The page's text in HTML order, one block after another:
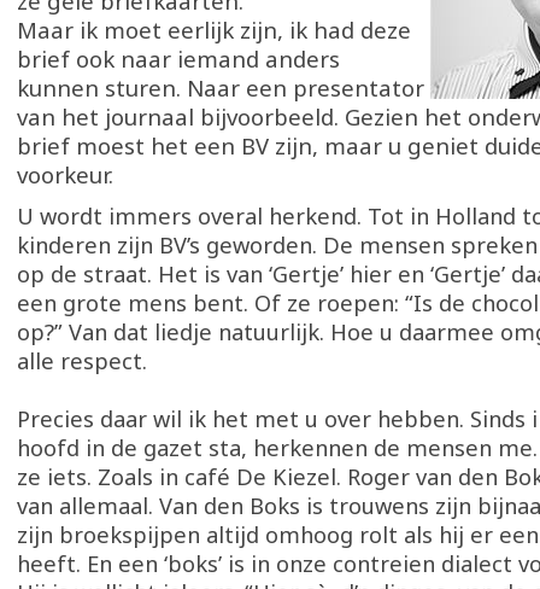
Maar ik moet eerlijk zijn, ik had deze
brief ook naar iemand anders
kunnen sturen. Naar een presentator
van het journaal bijvoorbeeld. Gezien het
brief moest het een BV zijn, maar u geniet
voorkeur.
U wordt immers overal herkend. Tot in Holland
kinderen zijn BV’s geworden. De mensen
op de straat. Het is van ‘Gertje’ hier en ‘Gertje’
een grote mens bent. Of ze roepen: “Is de
op?” Van dat liedje natuurlijk. Hoe u daarmee
alle respect.
Precies daar wil ik het met u over hebben. Sinds
hoofd in de gazet sta, herkennen de mensen
ze iets. Zoals in café De Kiezel. Roger van den
van allemaal. Van den Boks is trouwens zijn
zijn broekspijpen altijd omhoog rolt als hij er
heeft. En een ‘boks’ is in onze contreien dialect